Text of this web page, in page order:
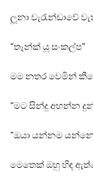
ලූනා වැරැන්ඩාවේ
“තෑන්ක් යූ සංකල්ප”
මම නතර වෙමින්
“මට සින්දු අහන්න
“ඔයා යන්නම යන්නෙ
මෙතෙක් ඔහු හිඳ